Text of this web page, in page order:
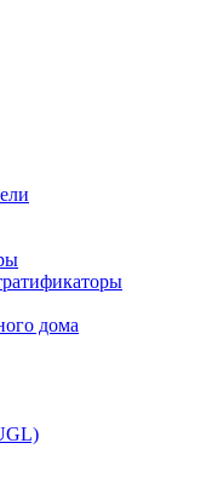
дома